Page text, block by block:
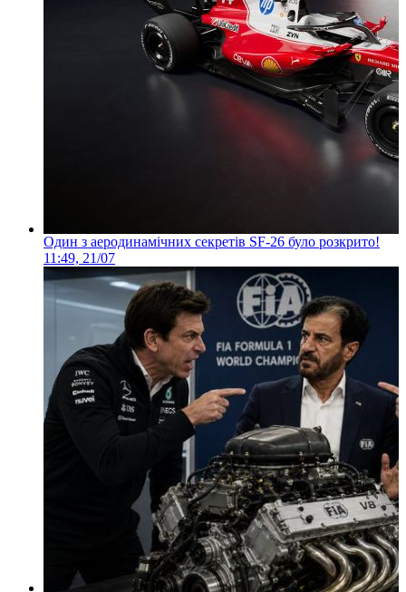
Один з аеродинамічних секретів SF-26 було розкрито!
11:49, 21/07